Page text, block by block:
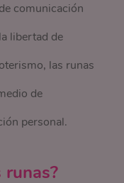
comunicación
libertad de
las runas
de
personal.
runas?